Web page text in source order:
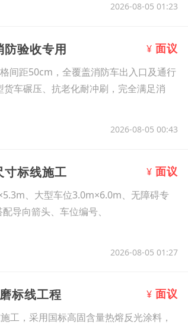
2026-08-05 01:23
验收专用 ¥ 面议
间距50cm，全覆盖消防车出入口及通行
车碾压、抗老化耐冲刷，完全满足消
2026-08-05 00:43
寸标线施工 ¥ 面议
、大型车位3.0m×6.0m、无障碍专
导向箭头、车位编号、
2026-08-05 01:27
标线工程 ¥ 面议
工，采用国标高固含量热熔反光涂料，